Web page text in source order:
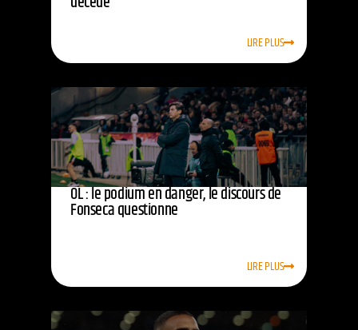
LIRE PLUS
OL : le podium en danger, le discours de
Fonseca questionne
LIRE PLUS